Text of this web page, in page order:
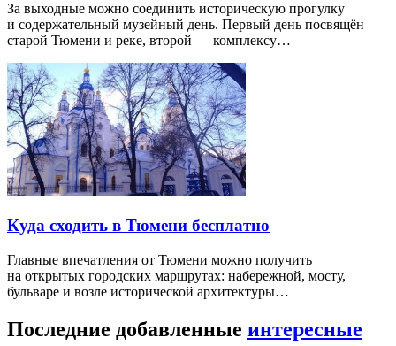
За выходные можно соединить историческую прогулку
и содержательный музейный день. Первый день посвящён
старой Тюмени и реке, второй — комплексу…
Куда сходить в Тюмени бесплатно
Главные впечатления от Тюмени можно получить
на открытых городских маршрутах: набережной, мосту,
бульваре и возле исторической архитектуры…
Последние добавленные интересные